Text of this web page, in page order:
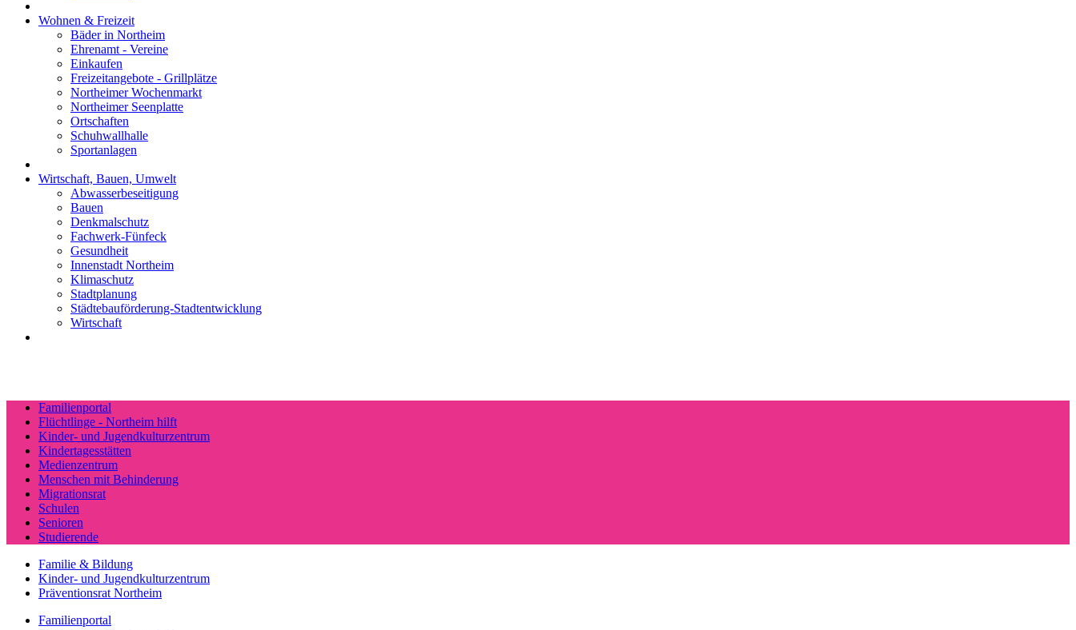
Wohnen & Freizeit
Bäder in Northeim
Ehrenamt - Vereine
Einkaufen
Freizeitangebote - Grillplätze
Northeimer Wochenmarkt
Northeimer Seenplatte
Ortschaften
Schuhwallhalle
Sportanlagen
Wirtschaft, Bauen, Umwelt
Abwasserbeseitigung
Bauen
Denkmalschutz
Fachwerk-Fünfeck
Gesundheit
Innenstadt Northeim
Klimaschutz
Stadtplanung
Städtebauförderung-Stadtentwicklung
Wirtschaft
Familienportal
Flüchtlinge - Northeim hilft
Kinder- und Jugendkulturzentrum
Kindertagesstätten
Medienzentrum
Menschen mit Behinderung
Migrationsrat
Schulen
Senioren
Studierende
Familie & Bildung
Kinder- und Jugendkulturzentrum
Präventionsrat Northeim
Familienportal